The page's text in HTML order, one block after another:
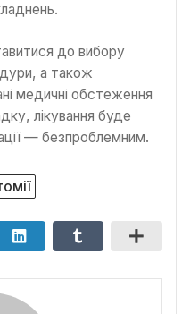
до вибору
а також
медичні обстеження
лікування буде
— безпроблемним.